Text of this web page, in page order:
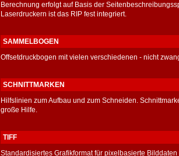
Berechnung erfolgt auf Basis der
Laserdruckern ist das RIP fest integriert.
SAMMELBOGEN
Offsetdruckbogen mit vielen verschiedenen - nicht
SCHNITTMARKEN
Hilfslinien zum Aufbau und zum Schneiden.
große Hilfe.
TIFF
Standardisiertes Grafikformat für pixelbasierte